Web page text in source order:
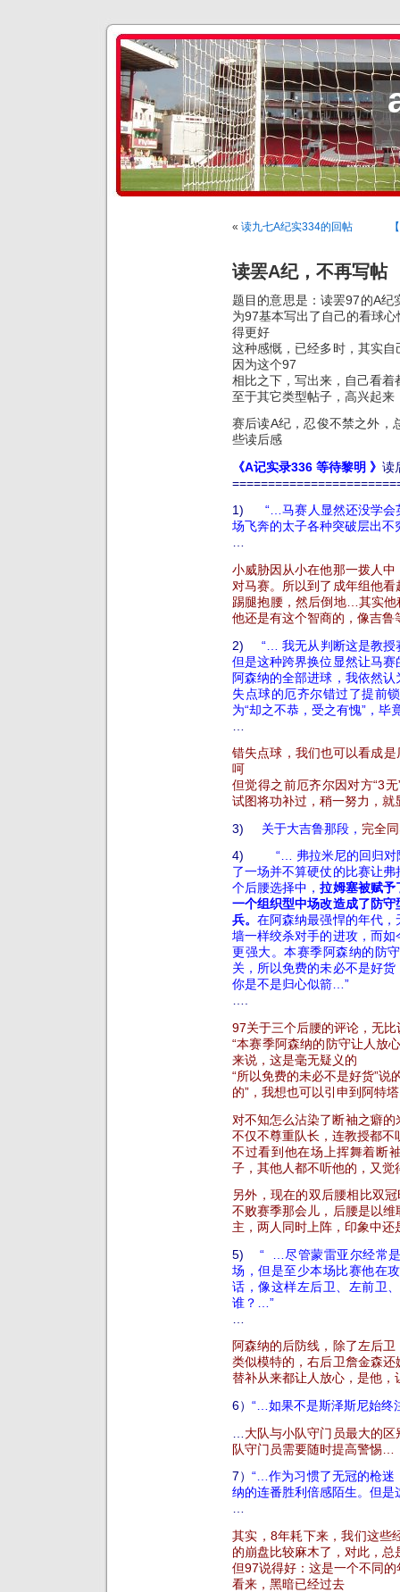
« 读九七A纪实334的回帖
读罢A纪，不再写帖
题目的意思是：读罢97的A纪
为97基本写出了自己的看球
得更好
这种感慨，已经多时，其实
因为这个97
相比之下，写出来，自己看着
至于其它类型帖子，高兴起
赛后读A纪，忍俊不禁之外，
些读后感
《A记实录336 等待黎明 》 读
1)
“…马赛人显然还没学会
场飞奔的太子各种突破层出不
…
小威胁因从小在他那一拨人
对马赛。所以到了成年组他
踢腿抱腰，然后倒地…其实他
他还是有这个智商的，像吉鲁
2)“… 我无从判断这是教授
但是这种跨界换位显然让马
阿森纳的全部进球，我依然
失点球的厄齐尔错过了提前
为“却之不恭，受之有愧”，
错失点球，我们也可以看成
呵
但觉得之前厄齐尔因对方“3
试图将功补过，稍一努力，就
3) 关于大吉鲁那段， 完全
4)
“… 弗拉米尼的回归对
了一场并不算硬仗的比赛让
个后腰选择中，拉姆塞被赋予
一个组织型中场改造成了防守
兵。在阿森纳最强悍的年代
墙一样绞杀对手的进攻，而
更强大。本赛季阿森纳的防
关，所以免费的未必不是好
你是不是归心似箭…”
….
97关于三个后腰的评论，无比
“本赛季阿森纳的防守让人放
来说，这是毫无疑义的
“所以免费的未必不是好货”说
的”，我想也可以引申到阿特
对不知怎么沾染了断袖之癖
不仅不尊重队长，连教授都不
不过看到他在场上挥舞着断
子，其他人都不听他的，又觉
另外，现在的双后腰相比双
不败赛季那会儿，后腰是以
主，两人同时上阵，印象中
5) “ …尽管蒙雷亚尔经常
场，但是至少本场比赛他在
话，像这样左后卫、左前卫
谁？…”
阿森纳的后防线，除了左后
类似模特的，右后卫詹金森
替补从来都让人放心，是他
6） “…如果不是斯泽斯尼始终
大队与小队守门员最大的
队守门员需要随时提高警惕…
7）“…作为习惯了无冠的枪迷
纳的连番胜利倍感陌生。但
其实，8年耗下来，我们这些
的崩盘比较麻木了，对此，
但97说得好：这是一个不同
看来，黑暗已经过去